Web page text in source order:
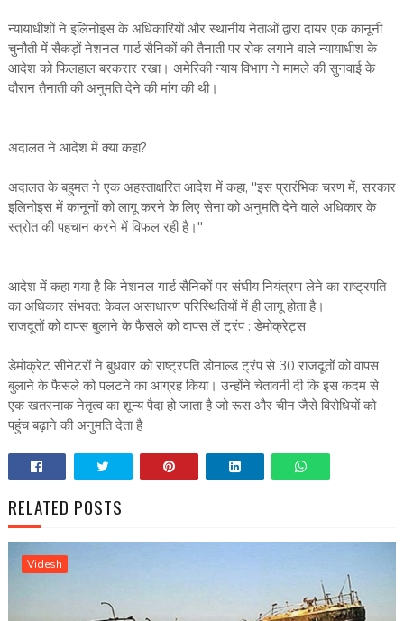
न्यायाधीशों ने इलिनोइस के अधिकारियों और स्थानीय नेताओं द्वारा दायर एक कानूनी
चुनौती में सैकड़ों नेशनल गार्ड सैनिकों की तैनाती पर रोक लगाने वाले न्यायाधीश के
आदेश को फिलहाल बरकरार रखा। अमेरिकी न्याय विभाग ने मामले की सुनवाई के
दौरान तैनाती की अनुमति देने की मांग की थी।
अदालत ने आदेश में क्या कहा?
अदालत के बहुमत ने एक अहस्ताक्षरित आदेश में कहा, ''इस प्रारंभिक चरण में, सरकार
इलिनोइस में कानूनों को लागू करने के लिए सेना को अनुमति देने वाले अधिकार के
स्त्रोत की पहचान करने में विफल रही है।''
आदेश में कहा गया है कि नेशनल गार्ड सैनिकों पर संघीय नियंत्रण लेने का राष्ट्रपति
का अधिकार संभवत: केवल असाधारण परिस्थितियों में ही लागू होता है।
राजदूतों को वापस बुलाने के फैसले को वापस लें ट्रंप : डेमोक्रेट्स
डेमोक्रेट सीनेटरों ने बुधवार को राष्ट्रपति डोनाल्ड ट्रंप से 30 राजदूतों को वापस
बुलाने के फैसले को पलटने का आग्रह किया। उन्होंने चेतावनी दी कि इस कदम से
एक खतरनाक नेतृत्व का शून्य पैदा हो जाता है जो रूस और चीन जैसे विरोधियों को
पहुंच बढ़ाने की अनुमति देता है
RELATED POSTS
Videsh